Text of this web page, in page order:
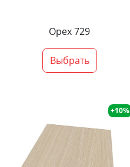
Орех 729
Выбрать
+10%